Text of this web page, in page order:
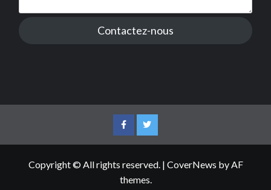
Contactez-nous
FacebookTwitter
Copyright © All rights reserved. | CoverNews by AF
themes.